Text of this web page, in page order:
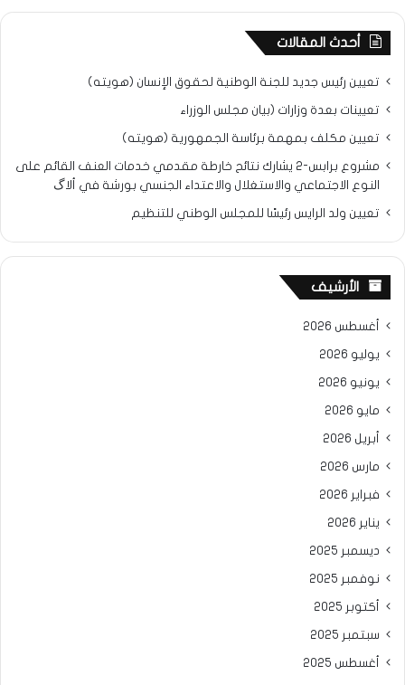
أحدث المقالات
تعيين رئيس جديد للجنة الوطنية لحقوق الإنسان (هويته)
تعيينات بعدة وزارات (بيان مجلس الوزراء
تعيين مكلف بمهمة برئاسة الجمهورية (هويته)
مشروع برابس-2 يشارك نتائح خارطة مقدمي خدمات العنف القائم على
النوع الاجتماعي والاستغلال والاعتداء الجنسي بورشة في ألاگ
تعيين ولد الرايس رئيسًا للمجلس الوطني للتنظيم
الأرشيف
أغسطس 2026
يوليو 2026
يونيو 2026
مايو 2026
أبريل 2026
مارس 2026
فبراير 2026
يناير 2026
ديسمبر 2025
نوفمبر 2025
أكتوبر 2025
سبتمبر 2025
أغسطس 2025